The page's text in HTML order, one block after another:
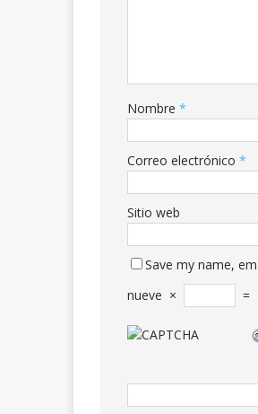
Nombre *
Correo electrónico *
Sitio web
Save my name,
nueve × =